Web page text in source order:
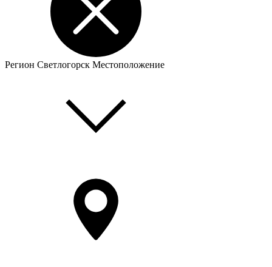
Регион Светлогорск Местоположение